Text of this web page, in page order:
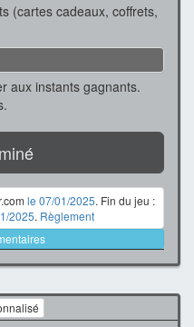
(cartes cadeaux, coffrets,
aux instants gagnants.
le 07/01/2025. Fin du jeu :
2025. Règlement